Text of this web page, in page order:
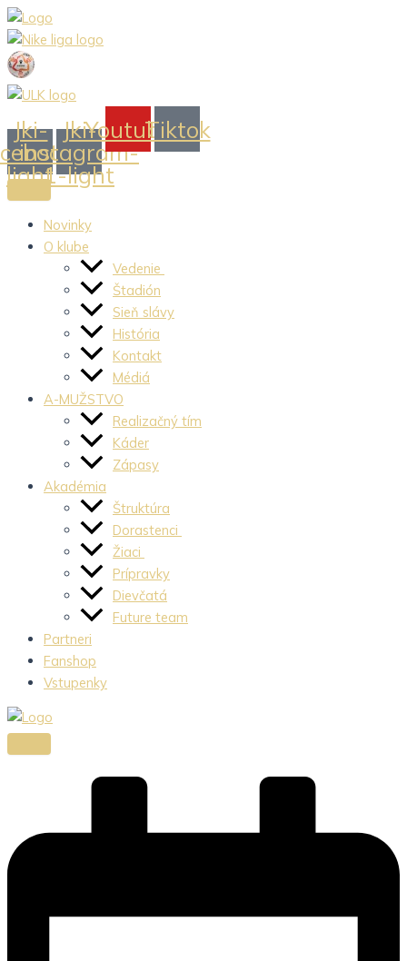
Preskočiť
na
obsah
Jki-
light
Jki-
instagram-
1-light
YoutubeTiktok
Novinky
O klube
Vedenie
Štadión
Sieň slávy
História
Kontakt
Médiá
A-MUŽSTVO
Realizačný tím
Káder
Zápasy
Akadémia
Štruktúra
Dorastenci
Žiaci
Prípravky
Dievčatá
Future team
Partneri
Fanshop
Vstupenky